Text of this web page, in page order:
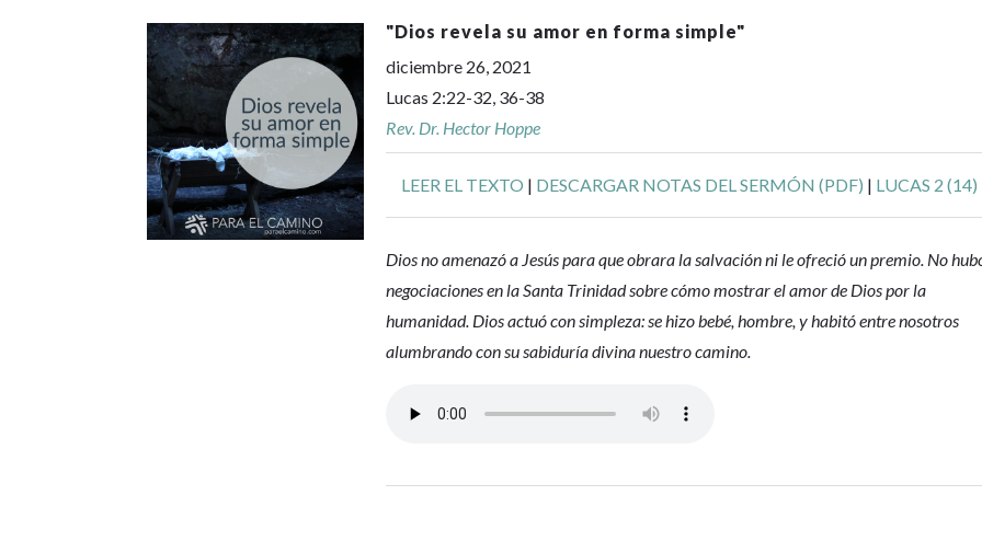
"Dios revela su amor en forma simple"
diciembre 26, 2021
Lucas 2:22-32, 36-38
Rev. Dr. Hector Hoppe
LEER EL TEXTO | DESCARGAR NOTAS DEL SERMÓN (PDF) | LUCAS 2 (14)
Dios no amenazó a Jesús para que obrara la salvación ni le ofreció un premio. No
negociaciones en la Santa Trinidad sobre cómo mostrar el amor de Dios por la
humanidad. Dios actuó con simpleza: se hizo bebé, hombre, y habitó entre nosotros
alumbrando con su sabiduría divina nuestro camino.